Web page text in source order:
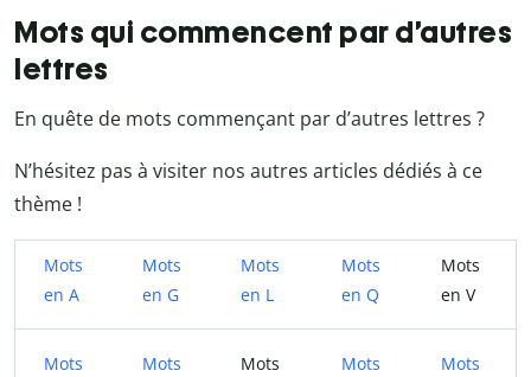
Mots qui commencent par d’autres
lettres
En quête de mots commençant par d’autres lettres ?
N’hésitez pas à visiter nos autres articles dédiés à ce
thème !
Mots
en A
Mots
en G
Mots
en L
Mots
en Q
Mots
en V
Mots
Mots
Mots
Mots
Mots